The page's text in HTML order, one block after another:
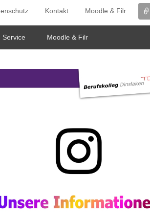
Kontakt Moodle & Filr
Service Moodle & Filr